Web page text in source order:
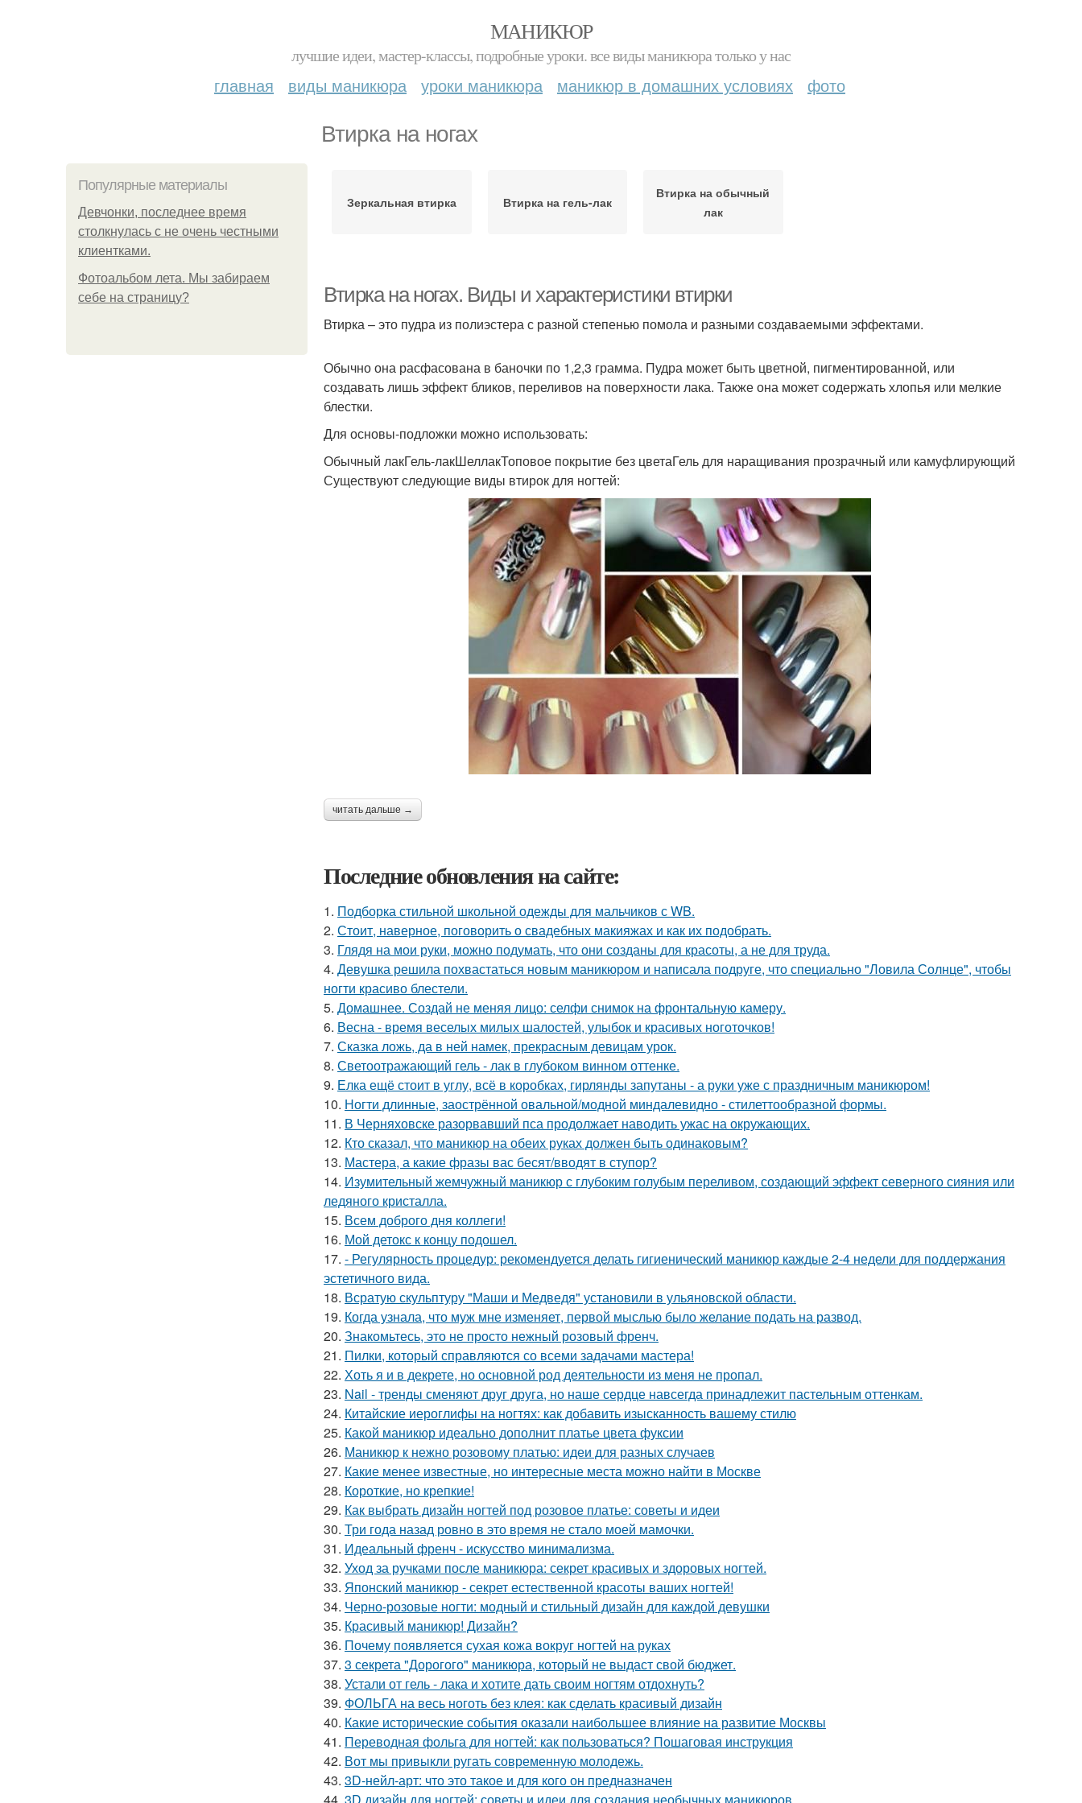
МАНИКЮР
лучшие идеи, мастер-классы, подробные уроки. все виды маникюра только у нас
главная виды маникюра уроки маникюра маникюр в домашних условиях фото
Втирка на ногах
Популярные материалы
Девчонки, последнее время
столкнулась с не очень честными
клиентками.
Фотоальбом лета. Мы забираем
себе на страницу?
Зеркальная втирка Втирка на гель-лак
Втирка на обычный
лак
Втирка на ногах. Виды и характеристики втирки
Втирка – это пудра из полиэстера с разной степенью помола и разными создаваемыми эффектами.
Обычно она расфасована в баночки по 1,2,3 грамма. Пудра может быть цветной, пигментированной, или
создавать лишь эффект бликов, переливов на поверхности лака. Также она может содержать хлопья или мелкие
блестки.
Для основы-подложки можно использовать:
Обычный лакГель-лакШеллакТоповое покрытие без цветаГель для наращивания прозрачный или камуфлирующий
Существуют следующие виды втирок для ногтей:
читать дальше →
Последние обновления на сайте:
1. Подборка стильной школьной одежды для мальчиков с WB.
2. Стоит, наверное, поговорить о свадебных макияжах и как их подобрать.
3. Глядя на мои руки, можно подумать, что они созданы для красоты, а не для труда.
4. Девушка решила похвастаться новым маникюром и написала подруге, что специально "Ловила Солнце", чтобы
ногти красиво блестели.
5. Домашнее. Создай не меняя лицо: селфи снимок на фронтальную камеру.
6. Весна - время веселых милых шалостей, улыбок и красивых ноготочков!
7. Сказка ложь, да в ней намек, прекрасным девицам урок.
8. Светоотражающий гель - лак в глубоком винном оттенке.
9. Елка ещё стоит в углу, всё в коробках, гирлянды запутаны - а руки уже с праздничным маникюром!
10. Ногти длинные, заострённой овальной/модной миндалевидно - стилеттообразной формы.
11. В Черняховске разорвавший пса продолжает наводить ужас на окружающих.
12. Кто сказал, что маникюр на обеих руках должен быть одинаковым?
13. Мастера, а какие фразы вас бесят/вводят в ступор?
14. Изумительный жемчужный маникюр с глубоким голубым переливом, создающий эффект северного сияния или
ледяного кристалла.
15. Всем доброго дня коллеги!
16. Мой детокс к концу подошел.
17. - Регулярность процедур: рекомендуется делать гигиенический маникюр каждые 2-4 недели для поддержания
эстетичного вида.
18. Всратую скульптуру "Маши и Медведя" установили в ульяновской области.
19. Когда узнала, что муж мне изменяет, первой мыслью было желание подать на развод.
20. Знакомьтесь, это не просто нежный розовый френч.
21. Пилки, который справляются со всеми задачами мастера!
22. Хоть я и в декрете, но основной род деятельности из меня не пропал.
23. Nail - тренды сменяют друг друга, но наше сердце навсегда принадлежит пастельным оттенкам.
24. Китайские иероглифы на ногтях: как добавить изысканность вашему стилю
25. Какой маникюр идеально дополнит платье цвета фуксии
26. Маникюр к нежно розовому платью: идеи для разных случаев
27. Какие менее известные, но интересные места можно найти в Москве
28. Короткие, но крепкие!
29. Как выбрать дизайн ногтей под розовое платье: советы и идеи
30. Три года назад ровно в это время не стало моей мамочки.
31. Идеальный френч - искусство минимализма.
32. Уход за ручками после маникюра: секрет красивых и здоровых ногтей.
33. Японский маникюр - секрет естественной красоты ваших ногтей!
34. Черно-розовые ногти: модный и стильный дизайн для каждой девушки
35. Красивый маникюр! Дизайн?
36. Почему появляется сухая кожа вокруг ногтей на руках
37. 3 секрета "Дорогого" маникюра, который не выдаст свой бюджет.
38. Устали от гель - лака и хотите дать своим ногтям отдохнуть?
39. ФОЛЬГА на весь ноготь без клея: как сделать красивый дизайн
40. Какие исторические события оказали наибольшее влияние на развитие Москвы
41. Переводная фольга для ногтей: как пользоваться? Пошаговая инструкция
42. Вот мы привыкли ругать современную молодежь.
43. 3D-нейл-арт: что это такое и для кого он предназначен